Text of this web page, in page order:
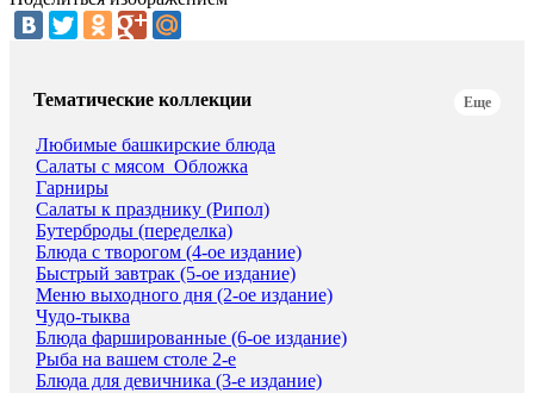
Тематические коллекции Еще
Любимые башкирские блюда
Салаты с мясом_Обложка
Гарниры
Салаты к празднику (Рипол)
Бутерброды (переделка)
Блюда с творогом (4-ое издание)
Быстрый завтрак (5-ое издание)
Меню выходного дня (2-ое издание)
Чудо-тыква
Блюда фаршированные (6-ое издание)
Рыба на вашем столе 2-е
Блюда для девичника (3-е издание)